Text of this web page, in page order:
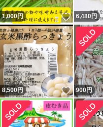
1,000円 いいね！
6,480 円
8,500円 いいね！
900円